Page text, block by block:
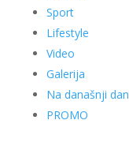
Sport
Lifestyle
Video
Galerija
Na današnji dan
PROMO